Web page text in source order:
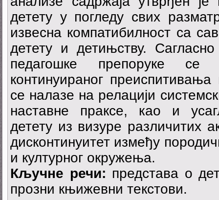
детету у погледу свих
извесна компатибилност са
детету и детињству.
педагошке препоруке се
континуираног преиспитивања
се налазе на релацији
наставне праксе, као и
детету из визуре различитих
дисконтинуитет између
и културног окружења.
Кључне речи: представа о
прозни књижевни текстови.